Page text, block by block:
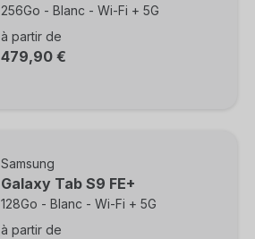
256Go - Blanc - Wi-Fi + 5G
à partir de
479,90 €
Samsung
Galaxy Tab S9 FE+
128Go - Blanc - Wi-Fi + 5G
à partir de